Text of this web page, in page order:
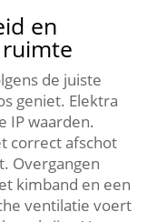
en
de juiste
geniet. Elektra
IP waarden.
correct afschot
Overgangen
kimband en een
ventilatie voert